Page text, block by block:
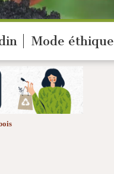
Mode éthique